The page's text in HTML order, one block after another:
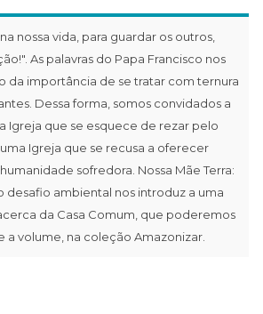
nossa vida, para guardar os outros,
As palavras do Papa Francisco nos
da importância de se tratar com ternura
Dessa forma, somos convidados a
Igreja que se esquece de rezar pelo
Igreja que se recusa a oferecer
sofredora. Nossa Mãe Terra:
desafio ambiental nos introduz a uma
da Casa Comum, que poderemos
a volume, na coleção Amazonizar.